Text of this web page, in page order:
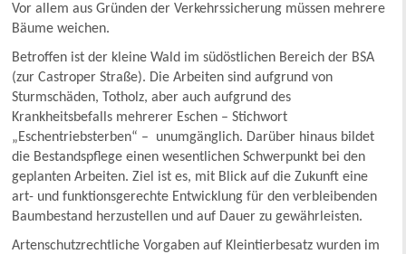
Vor allem aus Gründen der Verkehrssicherung müssen mehrere
Bäume weichen.
Betroffen ist der kleine Wald im südöstlichen Bereich der BSA
(zur Castroper Straße). Die Arbeiten sind aufgrund von
Sturmschäden, Totholz, aber auch aufgrund des
Krankheitsbefalls mehrerer Eschen – Stichwort
„Eschentriebsterben“ – unumgänglich. Darüber hinaus bildet
die Bestandspflege einen wesentlichen Schwerpunkt bei den
geplanten Arbeiten. Ziel ist es, mit Blick auf die Zukunft eine
art- und funktionsgerechte Entwicklung für den verbleibenden
Baumbestand herzustellen und auf Dauer zu gewährleisten.
Artenschutzrechtliche Vorgaben auf Kleintierbesatz wurden im